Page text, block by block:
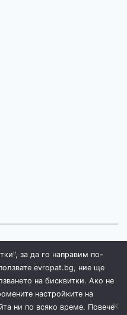
за да го направим по-
evropat.bg, ние ще
на бисквитки. Ако не
настройките на
ни по всяко време. Повече